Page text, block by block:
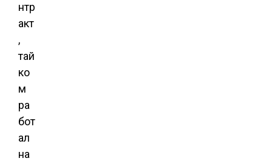
нтр
акт
,
тай
ко
м
ра
бот
ал
на